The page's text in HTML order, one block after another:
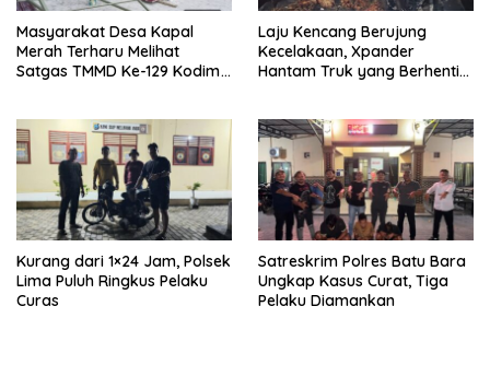
Masyarakat Desa Kapal
Merah Terharu Melihat
Satgas TMMD Ke-129 Kodim
Mushollah Al Maghribi
Laju Kencang Berujung
Kecelakaan, Xpander
Hantam Truk yang Berhenti
Kurang dari 1×24 Jam, Polsek
Lima Puluh Ringkus Pelaku
Curas
Satreskrim Polres Batu Bara
Ungkap Kasus Curat, Tiga
Pelaku Diamankan